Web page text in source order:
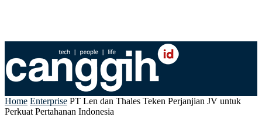
Home Enterprise PT Len dan Thales Teken Perjanjian JV untuk
Perkuat Pertahanan Indonesia